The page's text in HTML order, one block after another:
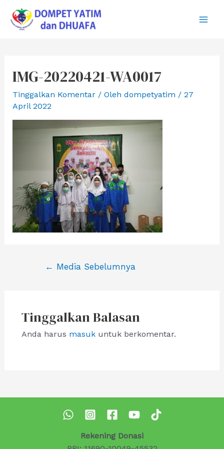
konten
IMG-20220421-WA0017
Tinggalkan Komentar / Oleh dompetyatim / 27
April 2022
Navigasi
← Media Sebelumnya
Tinggalkan Balasan
Anda harus masukuntuk berkomentar.
Rekening Donasi